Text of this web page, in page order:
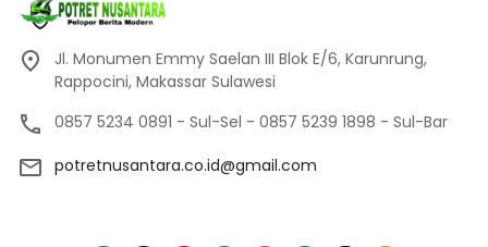
Jl. Monumen Emmy Saelan III Blok E/6, Karunrung,
Rappocini, Makassar Sulawesi
0857 5234 0891 - Sul-Sel - 0857 5239 1898 - Sul-Bar
potretnusantara.co.id@gmail.com